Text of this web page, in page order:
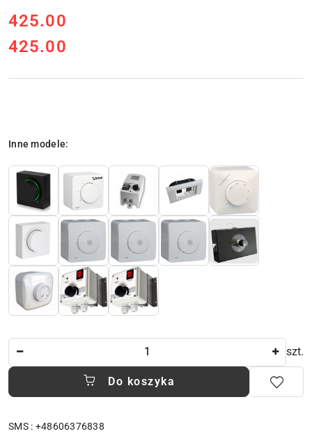
cena:
425.00
Cena:
425.00
Wariant
Inne modele:
szt.
Do koszyka
SMS : +48606376838